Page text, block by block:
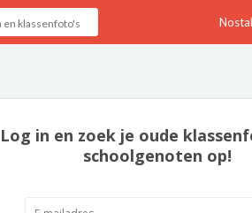
Log in en zoek je oude
schoolgenoten op!